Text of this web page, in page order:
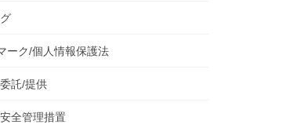
ーク/個人情報保護法
委託/提供
安全管理措置